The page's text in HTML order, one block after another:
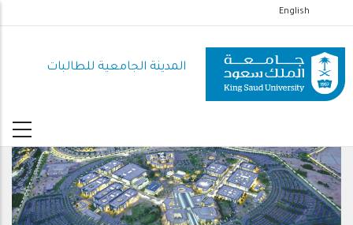
إلى
المحتوى
الرئيسي
English
المدينة الجامعية للطالبات